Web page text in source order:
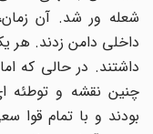
شعله ور شد. آن
داخلى دامن زدند. هر
داشتند. در حالى که
چنین نقشه و توطئه اى
بودند و با تمام قوا